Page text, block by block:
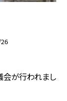
が行われまし